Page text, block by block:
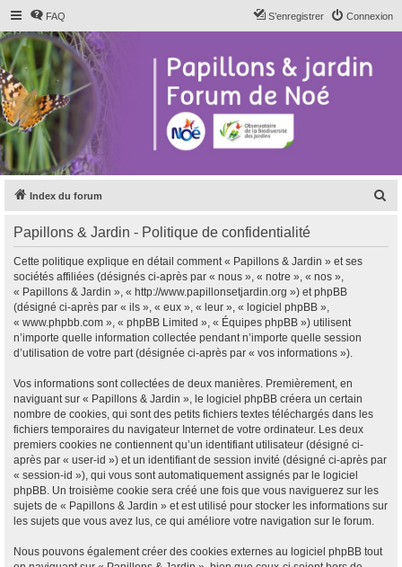
FAQ Connexion
S’enregistrer
Index du forum
Papillons & Jardin - Politique de confidentialité
Cette politique explique en détail comment « Papillons & Jardin » et ses
sociétés affiliées (désignés ci-après par « nous », « notre », « nos »,
« Papillons & Jardin », « http://www.papillonsetjardin.org ») et phpBB
(désigné ci-après par « ils », « eux », « leur », « logiciel phpBB »,
« www.phpbb.com », « phpBB Limited », « Équipes phpBB ») utilisent
n’importe quelle information collectée pendant n’importe quelle session
d’utilisation de votre part (désignée ci-après par « vos informations »).
Vos informations sont collectées de deux manières. Premièrement, en
naviguant sur « Papillons & Jardin », le logiciel phpBB créera un certain
nombre de cookies, qui sont des petits fichiers textes téléchargés dans les
fichiers temporaires du navigateur Internet de votre ordinateur. Les deux
premiers cookies ne contiennent qu’un identifiant utilisateur (désigné ci-
après par « user-id ») et un identifiant de session invité (désigné ci-après par
« session-id »), qui vous sont automatiquement assignés par le logiciel
phpBB. Un troisième cookie sera créé une fois que vous naviguerez sur les
sujets de « Papillons & Jardin » et est utilisé pour stocker les informations sur
les sujets que vous avez lus, ce qui améliore votre navigation sur le forum.
Nous pouvons également créer des cookies externes au logiciel phpBB tout